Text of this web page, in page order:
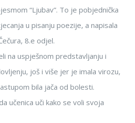
“Ljubav”. To je pobjednička
u pisanju poezije, a napisala
8.e odjel.
na uspješnom predstavljanju i
još i više jer je imala virozu,
bila jača od bolesti.
učenica uči kako se voli svoja